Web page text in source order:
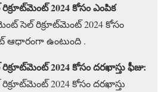
2024 కోసం ఎంపిక
సెల్ రిక్రూట్‌మెంట్ 2024 కోసం
ఆధారంగా ఉంటుంది .
2024 కోసం దరఖాస్తు ఫీజు:
2024 కోసం దరఖాస్తు